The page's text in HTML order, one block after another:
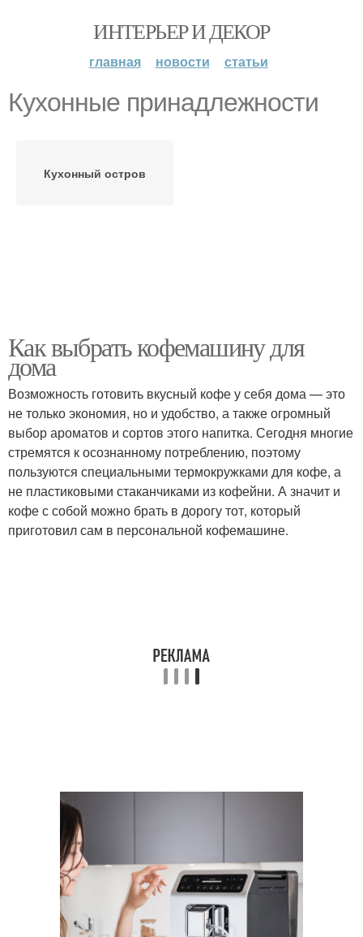
ИНТЕРЬЕР И ДЕКОР
главная новости статьи
Кухонные принадлежности
Кухонный остров
Как выбрать кофемашину для
дома
Возможность готовить вкусный кофе у себя дома — это
не только экономия, но и удобство, а также огромный
выбор ароматов и сортов этого напитка. Сегодня многие
стремятся к осознанному потреблению, поэтому
пользуются специальными термокружками для кофе, а
не пластиковыми стаканчиками из кофейни. А значит и
кофе с собой можно брать в дорогу тот, который
приготовил сам в персональной кофемашине.